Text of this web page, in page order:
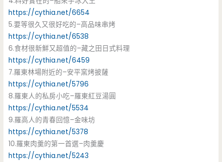
https://cythia.net/6654
5.要等很久又很好吃的–高品味串烤
https://cythia.net/6538
6.食材很新鮮又超值的–藏之田日式料理
https://cythia.net/6459
7.羅東林場附近的–安平窯烤披薩
https://cythia.net/5796
8.羅東人的私房小吃–羅東紅豆湯圓
https://cythia.net/5534
9.羅高人的青春回憶–金味坊
https://cythia.net/5378
10.羅東肉羹的第一首選–肉羹慶
https://cythia.net/5243